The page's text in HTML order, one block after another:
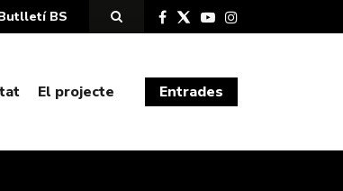
BS
El projecte Entrades